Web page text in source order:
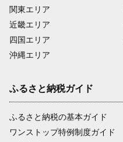
関東エリア
近畿エリア
四国エリア
沖縄エリア
ふるさと納税ガイド
ふるさと納税の基本ガイド
ワンストップ特例制度ガイド